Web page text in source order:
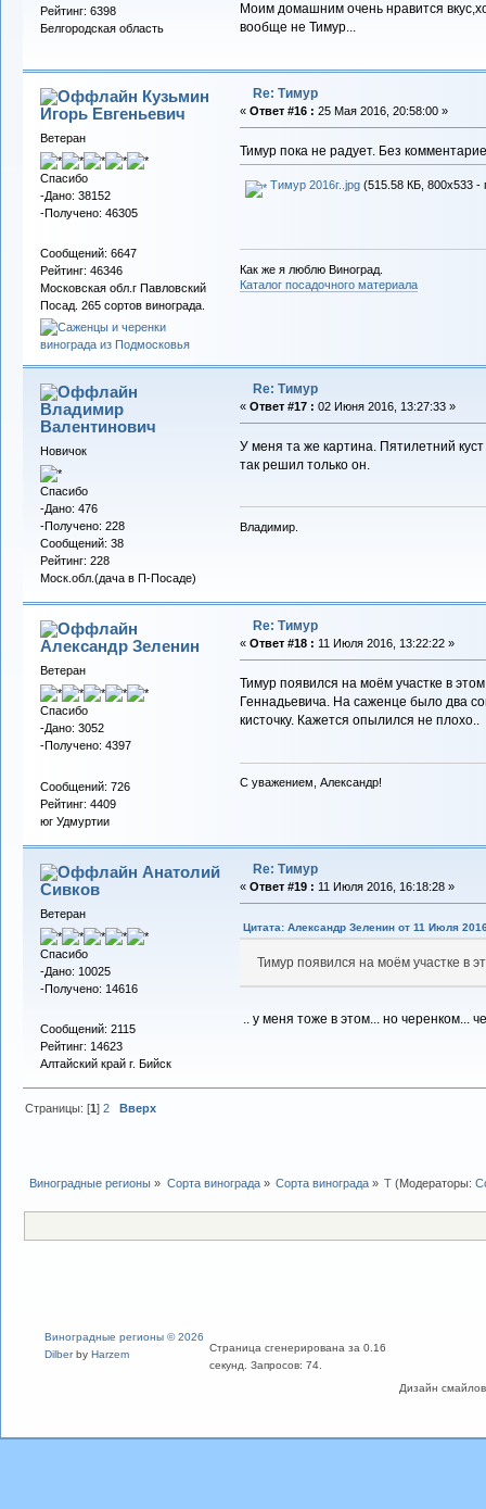
Рейтинг: 6398
Белгородская область
Моим домашним очень нравится
вообще не Тимур...
Кузьмин
Игорь Евгеньевич
Ветеран
Спасибо
-Дано: 38152
-Получено: 46305
Сообщений: 6647
Рейтинг: 46346
Московская обл.г Павловский
Посад. 265 сортов винограда.
Re: Тимур
« Ответ #16 : 25 Мая 2016, 20:58:00 »
Тимур пока не радует. Без
Тимур 2016г..jpg(515.58 КБ, 800x533 -
Как же я люблю Виноград.
Каталог посадочного материала
Владимир
Валентинович
Новичок
Спасибо
-Дано: 476
-Получено: 228
Сообщений: 38
Рейтинг: 228
Моск.обл.(дача в П-Посаде)
Re: Тимур
« Ответ #17 : 02 Июня 2016, 13:27:33 »
У меня та же картина. Пятилетний
так решил только он.
Владимир.
Александр Зеленин
Ветеран
Спасибо
-Дано: 3052
-Получено: 4397
Сообщений: 726
Рейтинг: 4409
юг Удмуртии
Re: Тимур
« Ответ #18 : 11 Июля 2016, 13:22:22 »
Тимур появился на моём участке в
Геннадьевича. На саженце было два
кисточку. Кажется опылился не плохо..
С уважением, Александр!
Анатолий
Сивков
Ветеран
Спасибо
-Дано: 10025
-Получено: 14616
Сообщений: 2115
Рейтинг: 14623
Алтайский край г. Бийск
Re: Тимур
« Ответ #19 : 11 Июля 2016, 16:18:28 »
Цитата: Александр Зеленин от 11 Июля
Тимур появился на моём участке в
.. у меня тоже в этом... но черенком...
Страницы: [1]2 Вверх
Виноградные регионы » Сорта винограда» Сорта винограда» Т (Модераторы:
Дизайн
Виноградные регионы © 2026
Dilberby Harzem
Страница сгенерирована за 0.16
секунд. Запросов: 74.